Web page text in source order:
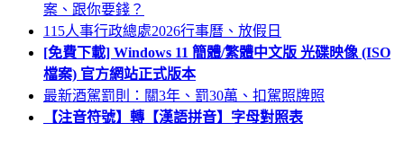
案、跟你要錢？
115人事行政總處2026行事曆、放假日
[免費下載] Windows 11 簡體/繁體中文版 光碟映像 (ISO
檔案) 官方網站正式版本
最新酒駕罰則：關3年、罰30萬、扣駕照牌照
【注音符號】轉【漢語拼音】字母對照表